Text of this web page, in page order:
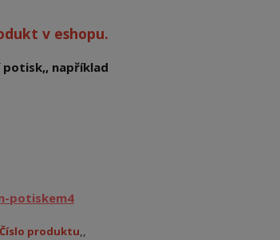
v eshopu.
například
potiskem4
Číslo produktu,,